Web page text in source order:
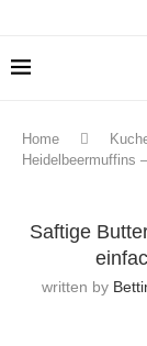
Home
Heidelbeermuffins
Saftige
written by